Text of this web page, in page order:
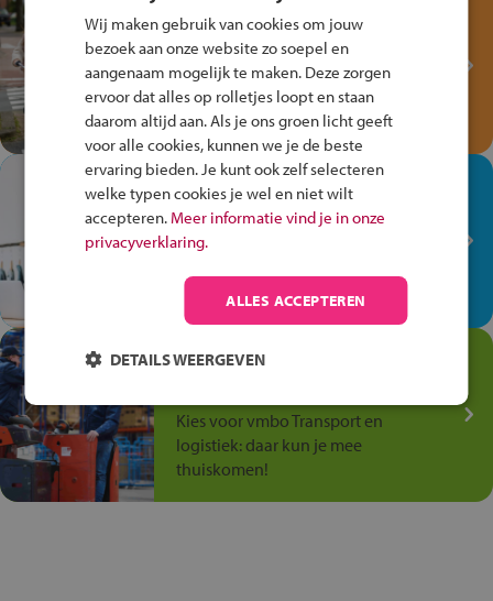
Test je kennis met het
Fiets Veilig
Verkeersspel!
Speel het Fiets Veilig Verkeersspel
en win een Cortina-fiets!
In de winkel ben je op je
plek!
Ontdek via het vmbo jouw talent
op de winkelvloer, waar elke dag
anders is!
Jouw talent in de
Kies voor vmbo Transport en
logistiek: daar kun je mee
thuiskomen!
Wij maken gebruik van cookies om jouw
bezoek aan onze website zo soepel en
aangenaam mogelijk te maken. Deze zorgen
ervoor dat alles op rolletjes loopt en staan
daarom altijd aan. Als je ons groen licht geeft
voor alle cookies, kunnen we je de beste
ervaring bieden. Je kunt ook zelf selecteren
welke typen cookies je wel en niet wilt
accepteren. Meer informatie vind je in onze
privacyverklaring.
ALLES ACCEPTEREN
DETAILS WEERGEVEN